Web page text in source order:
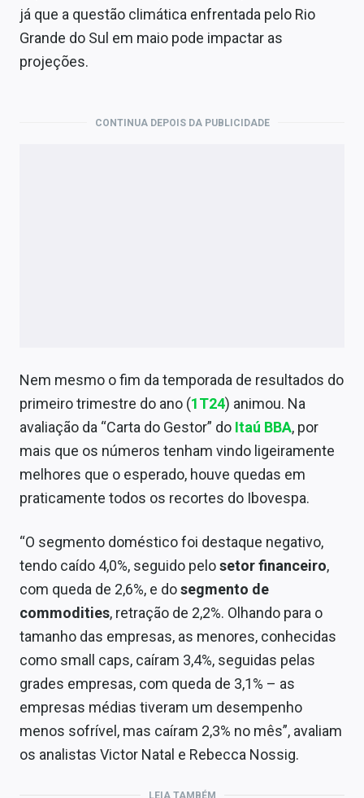
já que a questão climática enfrentada pelo Rio
Grande do Sul em maio pode impactar as
projeções.
CONTINUA DEPOIS DA PUBLICIDADE
Nem mesmo o fim da temporada de resultados do
primeiro trimestre do ano (1T24) animou. Na
avaliação da “Carta do Gestor” do Itaú BBA, por
mais que os números tenham vindo ligeiramente
melhores que o esperado, houve quedas em
praticamente todos os recortes do Ibovespa.
“O segmento doméstico foi destaque negativo,
tendo caído 4,0%, seguido pelosetor financeiro,
com queda de 2,6%, e dosegmento de
commodities, retração de 2,2%. Olhando para o
tamanho das empresas, as menores, conhecidas
como small caps, caíram 3,4%, seguidas pelas
grades empresas, com queda de 3,1% – as
empresas médias tiveram um desempenho
menos sofrível, mas caíram 2,3% no mês”, avaliam
os analistas Victor Natal e Rebecca Nossig.
LEIA TAMBÉM